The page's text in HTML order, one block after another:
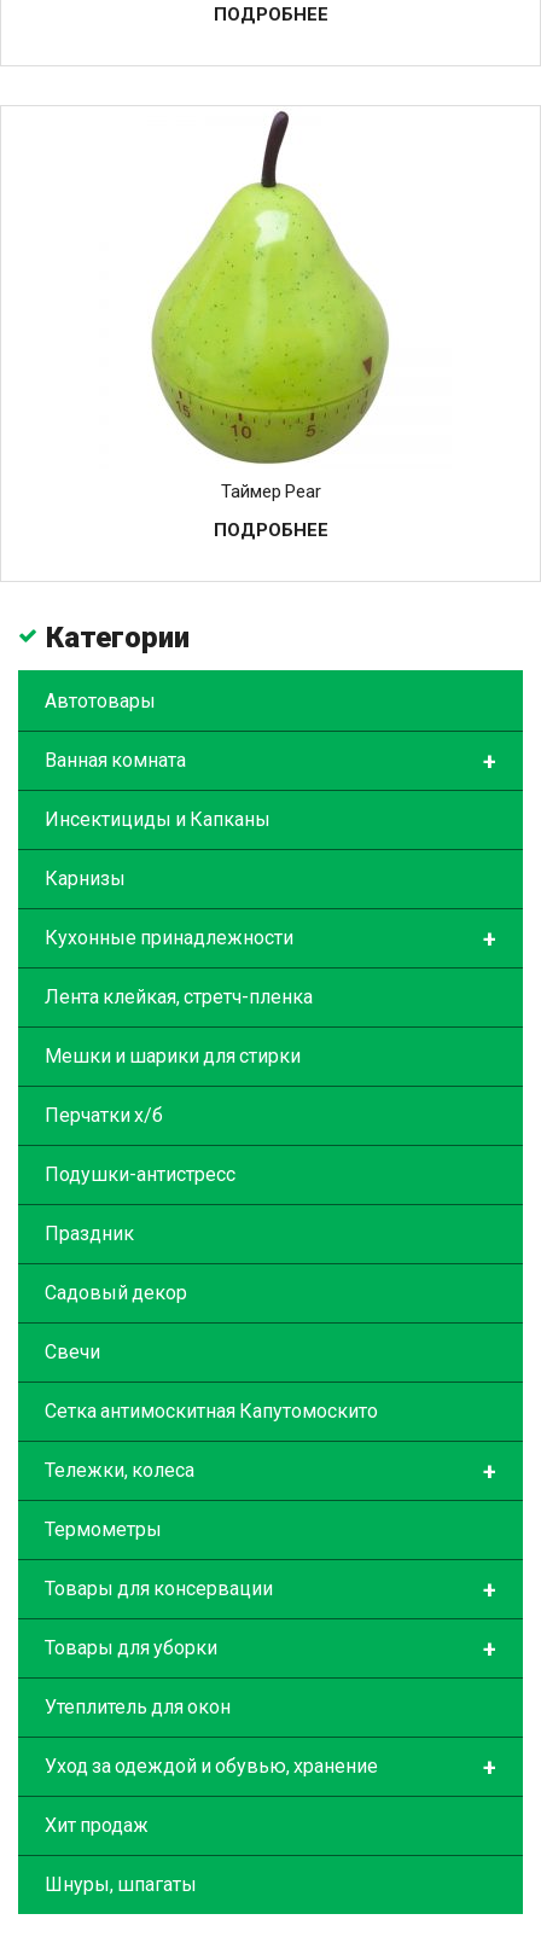
ПОДРОБНЕЕ
Таймер Pear
ПОДРОБНЕЕ
Категории
Автотовары
+
Ванная комната
Инсектициды и Капканы
Карнизы
+
Кухонные принадлежности
Лента клейкая, стретч-пленка
Мешки и шарики для стирки
Перчатки х/б
Подушки-антистресс
Праздник
Садовый декор
Свечи
Сетка антимоскитная Капутомоскито
+
Тележки, колеса
Термометры
+
Товары для консервации
+
Товары для уборки
Утеплитель для окон
+
Уход за одеждой и обувью, хранение
Хит продаж
Шнуры, шпагаты